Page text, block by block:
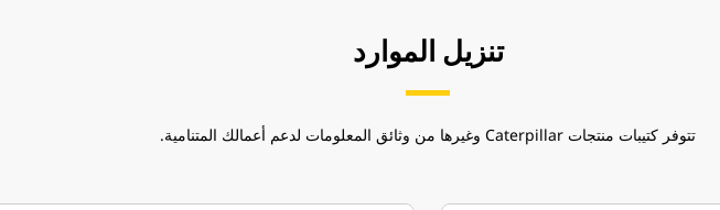
تنزيل الموارد
تتوفر كتيبات منتجات Caterpillar وغيرها من وثائق المعلومات لدعم أعمالك المتنامية.